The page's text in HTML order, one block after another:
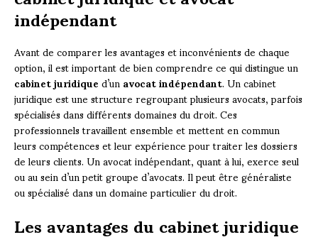
indépendant
Avant de comparer les avantages et inconvénients de chaque
option, il est important de bien comprendre ce qui distingue un
cabinet juridiqued’unavocat indépendant. Un cabinet
juridique est une structure regroupant plusieurs avocats, parfois
spécialisés dans différents domaines du droit. Ces
professionnels travaillent ensemble et mettent en commun
leurs compétences et leur expérience pour traiter les dossiers
de leurs clients. Un avocat indépendant, quant à lui, exerce seul
ou au sein d’un petit groupe d’avocats. Il peut être généraliste
ou spécialisé dans un domaine particulier du droit.
Les avantages du cabinet juridique